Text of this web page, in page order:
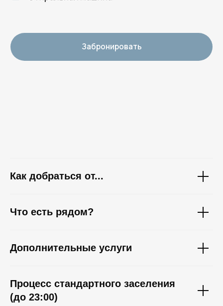
Как добраться от...
Что есть рядом?
Дополнительные услуги
Процесс стандартного заселения
(до 23:00)